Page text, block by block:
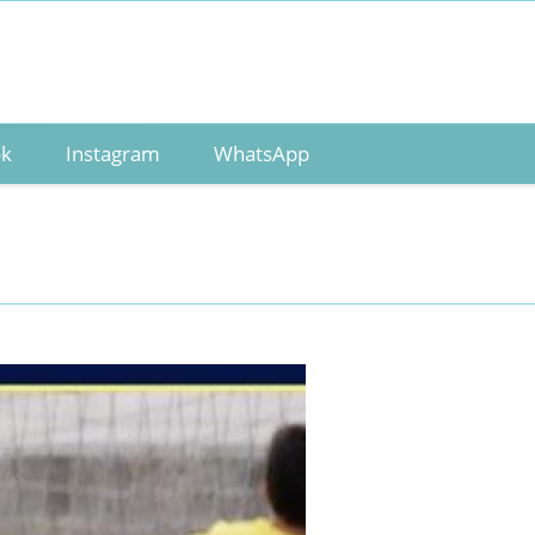
Instagram WhatsApp